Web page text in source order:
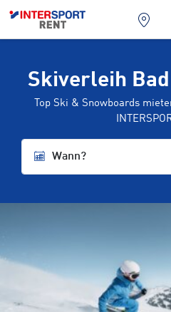
Skiverleih
Top Ski & Snowboards
Wann?